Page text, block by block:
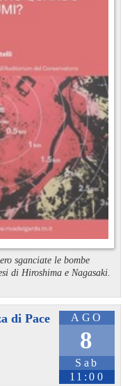
sganciate le bombe
di Hiroshima e Nagasaki.
AGO
8
Sab
11:00
di Pace